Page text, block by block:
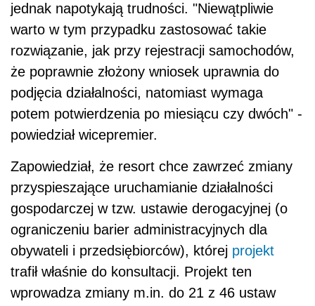
jednak napotykają trudności. "Niewątpliwie
warto w tym przypadku zastosować takie
rozwiązanie, jak przy rejestracji samochodów,
że poprawnie złożony wniosek uprawnia do
podjęcia działalności, natomiast wymaga
potem potwierdzenia po miesiącu czy dwóch" -
powiedział wicepremier.
Zapowiedział, że resort chce zawrzeć zmiany
przyspieszające uruchamianie działalności
gospodarczej w tzw. ustawie derogacyjnej (o
ograniczeniu barier administracyjnych dla
obywateli i przedsiębiorców), której projekt
trafił właśnie do konsultacji. Projekt ten
wprowadza zmiany m.in. do 21 z 46 ustaw